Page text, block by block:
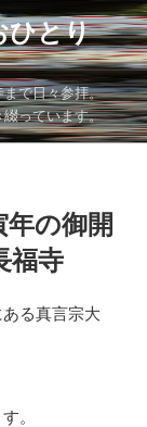
ひとり
で日々参拝。
っています。
年の御開
福寺
る真言宗大
。